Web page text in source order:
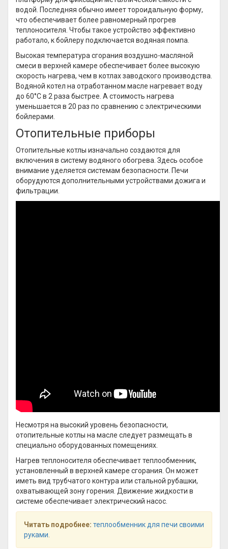
водой. Последняя обычно имеет тороидальную форму,
что обеспечивает более равномерный прогрев
теплоносителя. Чтобы такое устройство эффективно
работало, к бойлеру подключается водяная помпа.
Высокая температура сгорания воздушно-масляной
смеси в верхней камере обеспечивает более высокую
скорость нагрева, чем в котлах заводского производства.
Водяной котел на отработанном масле нагревает воду
до 60°C в 2 раза быстрее. А стоимость нагрева
уменьшается в 20 раз по сравнению с электрическими
бойлерами.
Отопительные приборы
Отопительные котлы изначально создаются для
включения в систему водяного обогрева. Здесь особое
внимание уделяется системам безопасности. Печи
оборудуются дополнительными устройствами дожига и
фильтрации.
Несмотря на высокий уровень безопасности,
отопительные котлы на масле следует размещать в
специально оборудованных помещениях.
Нагрев теплоносителя обеспечивает теплообменник,
установленный в верхней камере сгорания. Он может
иметь вид трубчатого контура или стальной рубашки,
охватывающей зону горения. Движение жидкости в
системе обеспечивает электрический насос.
Читать подробнее: теплообменник для печи своими
руками.